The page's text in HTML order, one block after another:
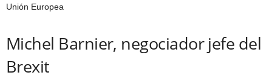
Unión Europea
Michel Barnier, negociador jefe del
Brexit